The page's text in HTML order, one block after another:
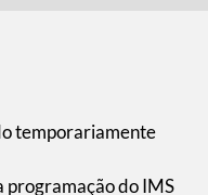
temporariamente
programação do IMS